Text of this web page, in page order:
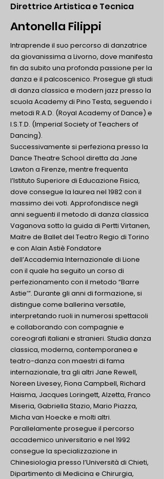
Direttrice Artistica e Tecnica
Antonella Filippi
Intraprende il suo percorso di danzatrice
da giovanissima a Livorno, dove manifesta
fin da subito una profonda passione per la
danza e il palcoscenico. Prosegue gli studi
di danza classica e modern jazz presso la
scuola Academy di Pino Testa, seguendo i
metodi R.A.D. (Royal Academy of Dance) e
I.S.T.D. (Imperial Society of Teachers of
Dancing).
Successivamente si perfeziona presso la
Dance Theatre School diretta da Jane
Lawton a Firenze, mentre frequenta
l’Istituto Superiore di Educazione Fisica,
dove consegue la laurea nel 1982 con il
massimo dei voti. Approfondisce negli
anni seguenti il metodo di danza classica
Vaganova sotto la guida di Pertti Virtanen,
Maitre de Ballet del Teatro Regio di Torino
e con Alain Astiè Fondatore
dell’Accademia Internazionale di Lione
con il quale ha seguito un corso di
perfezionamento con il metodo “Barre
Astie’”. Durante gli anni di formazione, si
distingue come ballerina versatile,
interpretando ruoli in numerosi spettacoli
e collaborando con compagnie e
coreografi italiani e stranieri. Studia danza
classica, moderna, contemporanea e
teatro-danza con maestri di fama
internazionale, tra gli altri Jane Rewell,
Noreen Livesey, Fiona Campbell, Richard
Haisma, Jacques Loringett, Alzetta, Franco
Miseria, Gabriella Stazio, Mario Piazza,
Micha van Hoecke e molti altri.
Parallelamente prosegue il percorso
accademico universitario e nel 1992
consegue la specializzazione in
Chinesiologia presso l’Università di Chieti,
Dipartimento di Medicina e Chirurgia,